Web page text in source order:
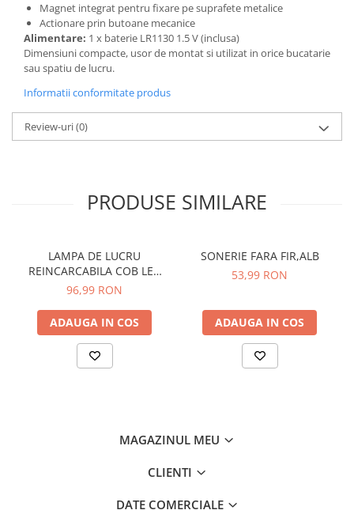
Niloe alb
Valena ivoar
Produse electronice
Adaptoare
Lampi de lucru, sport, hobby
Cantare
Electronice
Sonerii
Statii meteo
Termostate
Baterii, acumulatori, incarcatoare
Magnet integrat pentru fixare pe suprafete metalice
Actionare prin butoane mecanice
Alimentare: 1 x baterie LR1130 1.5 V (inclusa)
Dimensiuni compacte, usor de montat si utilizat in orice bucatarie
sau spatiu de lucru.
Informatii conformitate produs
Review-uri(0)
PRODUSE SIMILARE
LAMPA DE LUCRU
REINCARCABILA COB LED
400LM
96,99 RON
ADAUGA IN COS
SONERIE FARA FIR,ALB
53,99 RON
ADAUGA IN COS
MAGAZINUL MEU
CLIENTI
DATE COMERCIALE